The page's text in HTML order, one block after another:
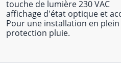
touche de lumière 230 VAC
affichage d'état optique et
Pour une installation en
protection pluie.